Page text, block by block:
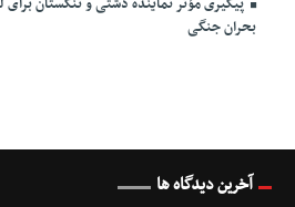
بحران جنگی
آخرین دیدگاه ها